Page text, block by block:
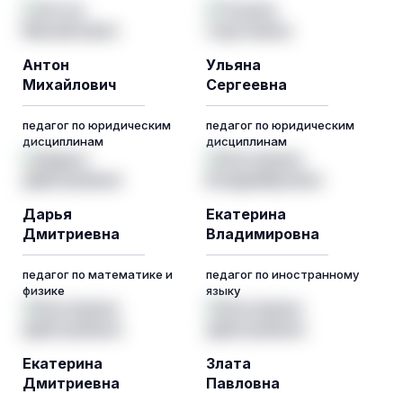
Антон
Михайлович
педагог по юридическим
дисциплинам
Ульяна
Сергеевна
педагог по юридическим
дисциплинам
Дарья
Дмитриевна
педагог по математике и
физике
Екатерина
Владимировна
педагог по иностранному
языку
Екатерина
Дмитриевна
Злата
Павловна